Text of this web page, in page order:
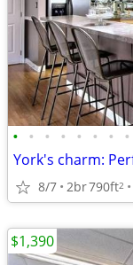
• • • • • • • •
York's charm:
8/7 2br790ft2
$1,390